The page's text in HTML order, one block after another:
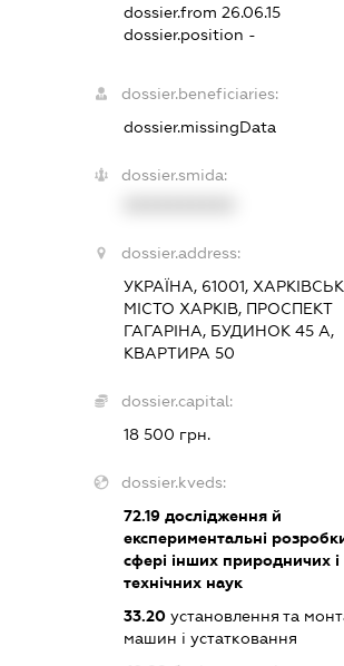
dossier.from 26.06.15
dossier.position -
dossier.beneficiaries:
dossier.missingData
dossier.smida:
dossier.address:
УКРАЇНА, 61001,
МІСТО ХАРКІВ, ПРОСПЕКТ
ГАГАРІНА, БУДИНОК 45 А,
КВАРТИРА 50
dossier.capital:
18 500 грн.
dossier.kveds:
72.19дослідження й
експериментальні
сфері інших природничих і
технічних наук
33.20установлення та
машин і устатковання